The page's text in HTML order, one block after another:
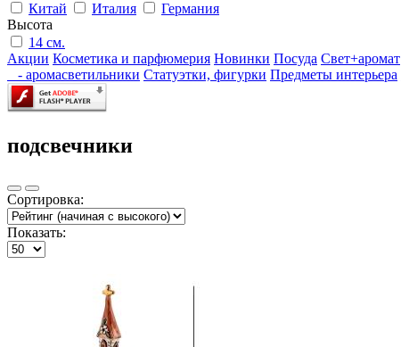
Китай
Италия
Германия
Высота
14 см.
Акции Косметика и парфюмерия Новинки Посуда Свет+аромат
- аромасветильники Статуэтки, фигурки Предметы интерьера
подсвечники
Сортировка:
Показать: